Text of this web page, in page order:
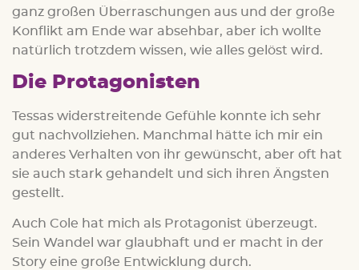
ganz großen Überraschungen aus und der große
Konflikt am Ende war absehbar, aber ich wollte
natürlich trotzdem wissen, wie alles gelöst wird.
Die Protagonisten
Tessas widerstreitende Gefühle konnte ich sehr
gut nachvollziehen. Manchmal hätte ich mir ein
anderes Verhalten von ihr gewünscht, aber oft hat
sie auch stark gehandelt und sich ihren Ängsten
gestellt.
Auch Cole hat mich als Protagonist überzeugt.
Sein Wandel war glaubhaft und er macht in der
Story eine große Entwicklung durch.